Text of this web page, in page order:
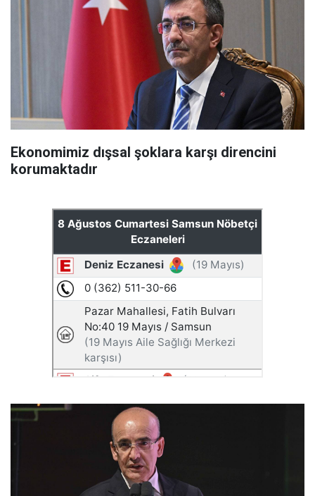
Ekonomimiz dışsal şoklara karşı direncini
korumaktadır